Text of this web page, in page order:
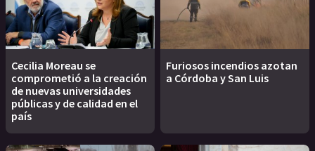
Cecilia Moreau se
comprometió a la creación
de nuevas universidades
públicas y de calidad en el
país
Furiosos incendios azotan
a Córdoba y San Luis